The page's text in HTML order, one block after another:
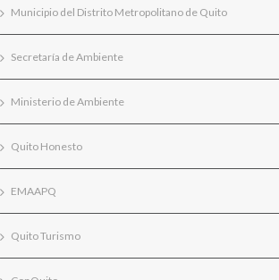
Municipio del Distrito Metropolitano de Quito
Secretaría de Ambiente
Ministerio de Ambiente
Quito Honesto
EMAAPQ
Quito Turismo